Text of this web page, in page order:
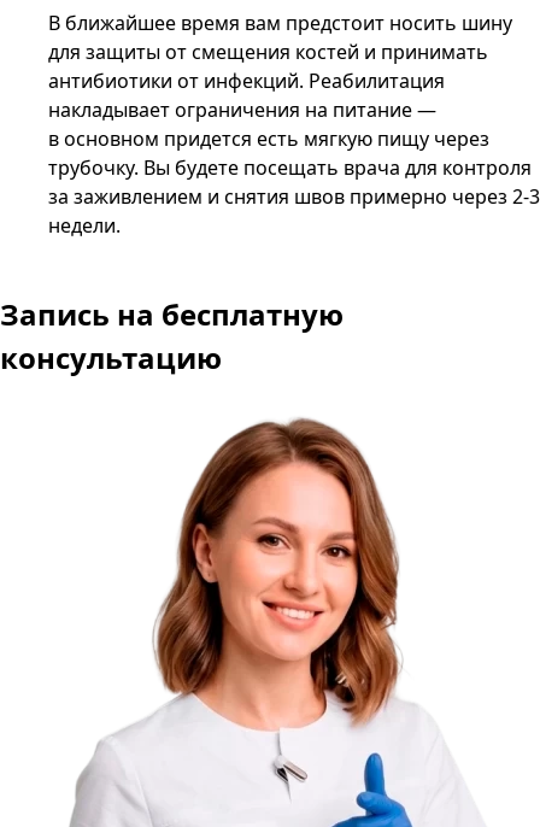
В ближайшее время вам предстоит носить шину
для защиты от смещения костей и принимать
антибиотики от инфекций. Реабилитация
накладывает ограничения на питание —
в основном придется есть мягкую пищу через
трубочку. Вы будете посещать врача для контроля
за заживлением и снятия швов примерно через 2-3
недели.
Запись на бесплатную
консультацию